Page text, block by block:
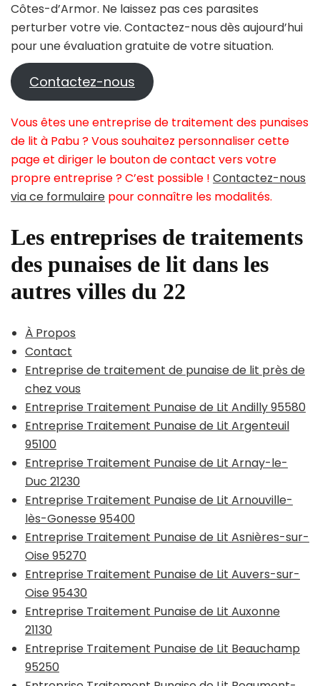
Côtes-d’Armor. Ne laissez pas ces parasites
perturber votre vie. Contactez-nous dès aujourd’hui
pour une évaluation gratuite de votre situation.
Contactez-nous
Vous êtes une entreprise de traitement des punaises
de lit à Pabu ? Vous souhaitez personnaliser cette
page et diriger le bouton de contact vers votre
propre entreprise ? C’est possible ! Contactez-nous
via ce formulaire pour connaître les modalités.
Les entreprises de traitements
des punaises de lit dans les
autres villes du 22
À Propos
Contact
Entreprise de traitement de punaise de lit près de
chez vous
Entreprise Traitement Punaise de Lit Andilly 95580
Entreprise Traitement Punaise de Lit Argenteuil
95100
Entreprise Traitement Punaise de Lit Arnay-le-
Duc 21230
Entreprise Traitement Punaise de Lit Arnouville-
lès-Gonesse 95400
Entreprise Traitement Punaise de Lit Asnières-sur-
Oise 95270
Entreprise Traitement Punaise de Lit Auvers-sur-
Oise 95430
Entreprise Traitement Punaise de Lit Auxonne
21130
Entreprise Traitement Punaise de Lit Beauchamp
95250